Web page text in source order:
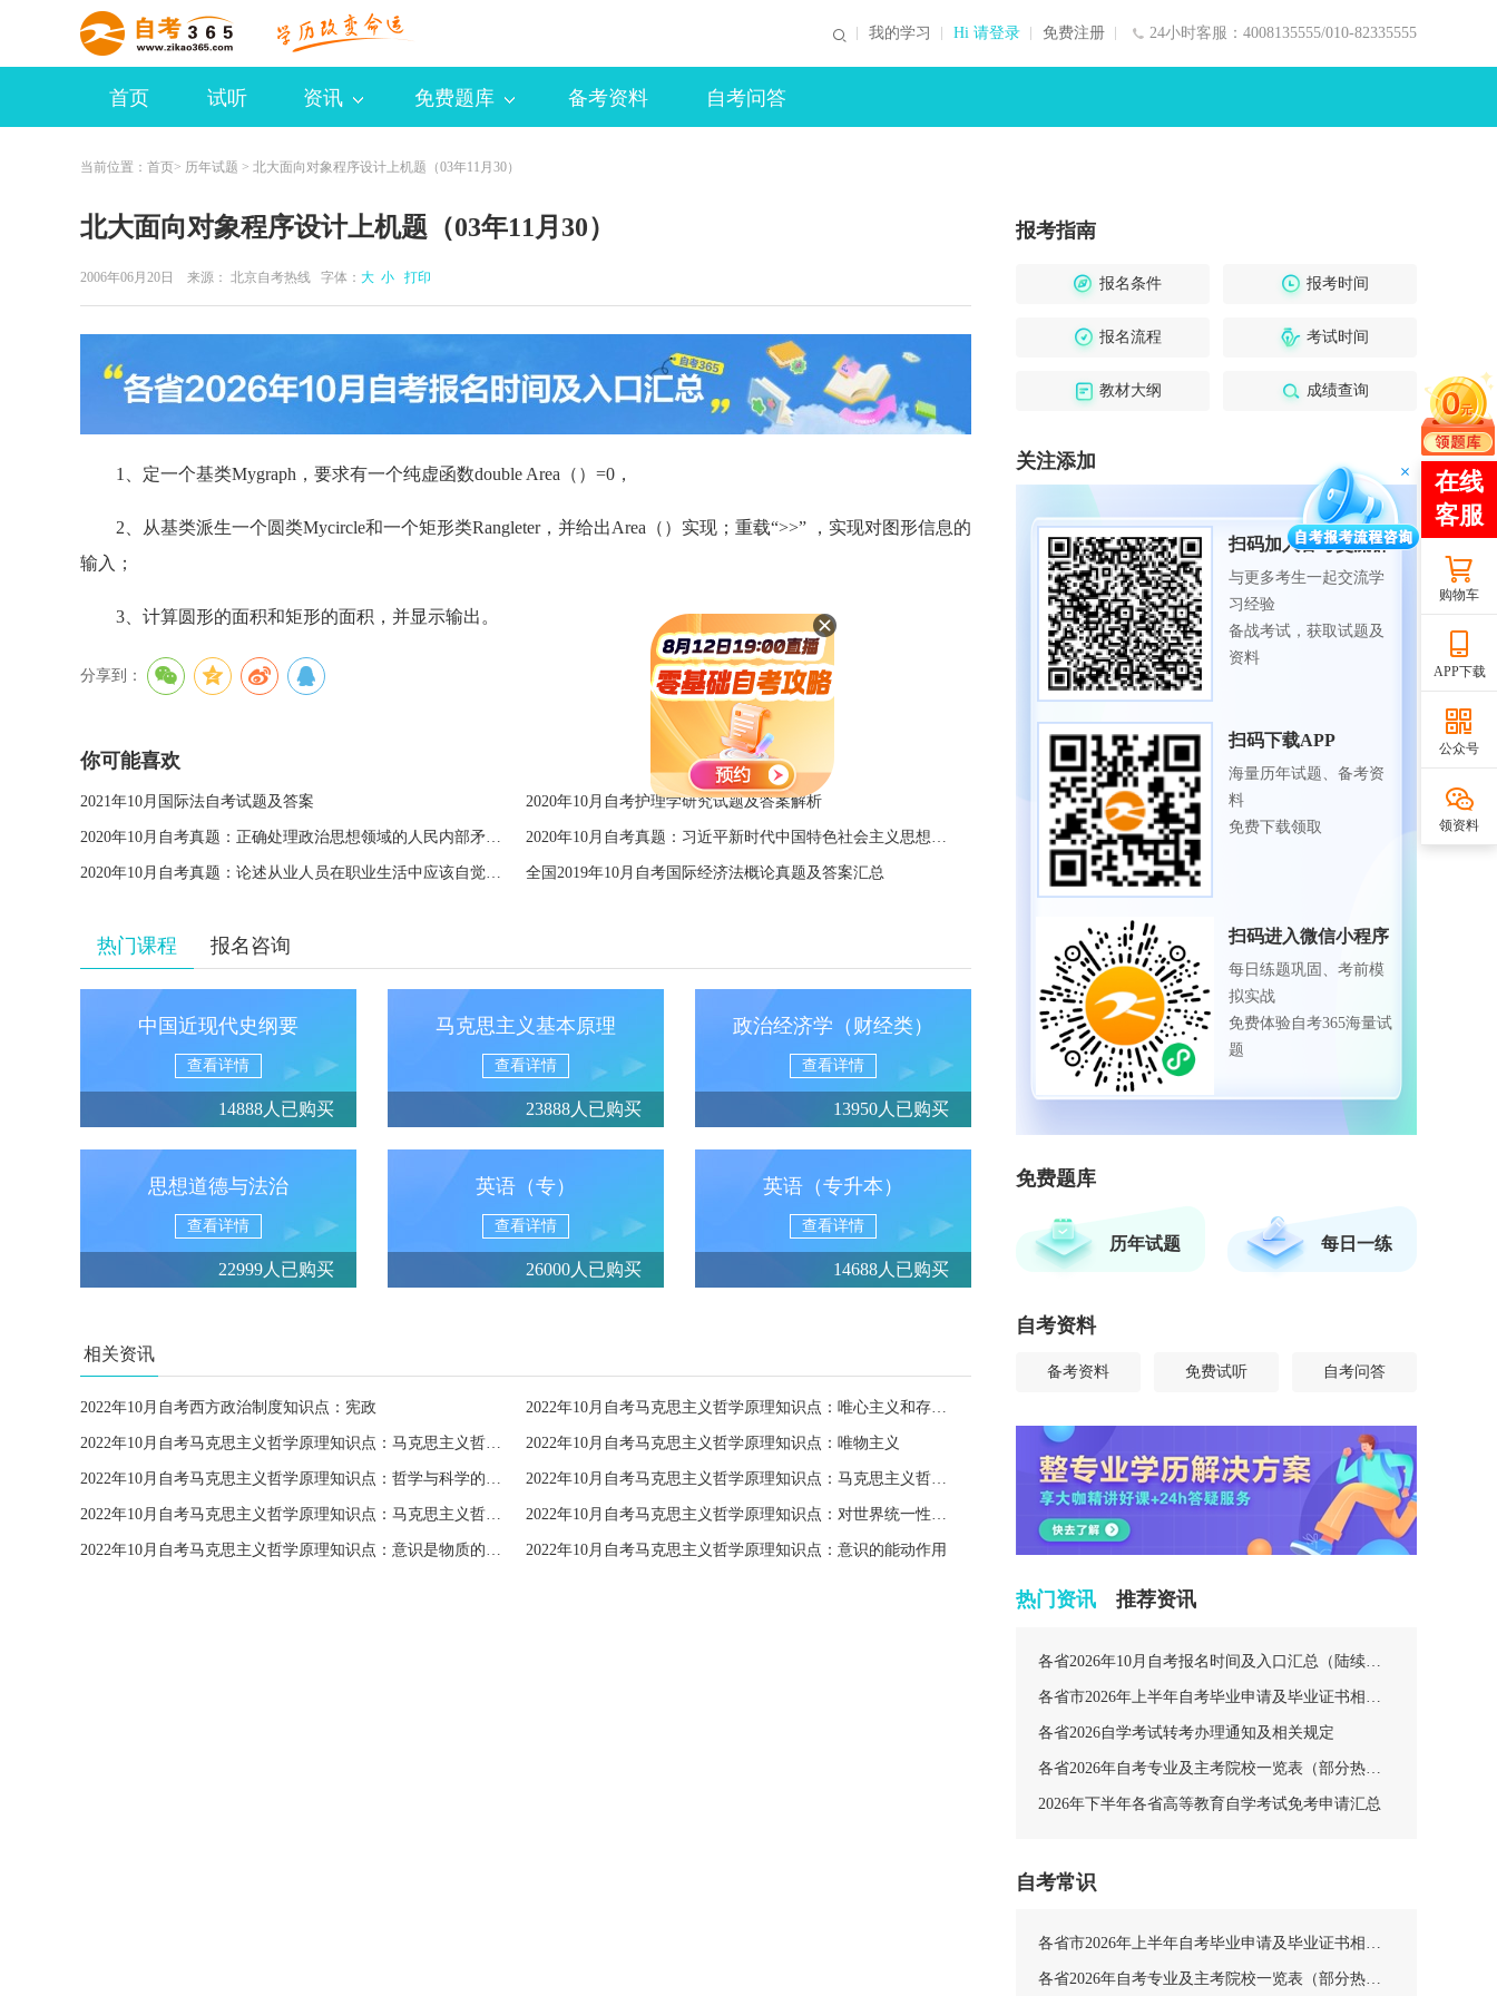
24小时客服：4008135555/010-82335555
我的学习 Hi 请登录 免费注册
首页 试听 资讯 免费题库 备考资料 自考问答
当前位置： 首页> 历年试题 > 北大面向对象程序设计上机题（03年11月30）
北大面向对象程序设计上机题（03年11月30）
2006年06月20日 来源： 北京自考热线 字体： 大 小 打印
1、定一个基类Mygraph，要求有一个纯虚函数double Area（）=0，
2、从基类派生一个圆类Mycircle和一个矩形类Rangleter，并给出Area（）实现；重载“>>” ，实现对图形信息的
输入；
3、计算圆形的面积和矩形的面积，并显示输出。
分享到：
你可能喜欢
2021年10月国际法自考试题及答案 2020年10月自考护理学研究试题及答案解析
2020年10月自考真题：正确处理政治思想领域的人民内部矛盾，要实行的方针是 2020年10月自考真题：习近平新时代中国特色社会主义思想的核心要义是
2020年10月自考真题：论述从业人员在职业生活中应该自觉遵守职业道德 全国2019年10月自考国际经济法概论真题及答案汇总
热门课程 报名咨询
中国近现代史纲要
查看详情
14888人已购买
马克思主义基本原理
查看详情
23888人已购买
政治经济学（财经类）
查看详情
13950人已购买
思想道德与法治
查看详情
22999人已购买
英语（专）
查看详情
26000人已购买
英语（专升本）
查看详情
14688人已购买
相关资讯
2022年10月自考西方政治制度知识点：宪政 2022年10月自考马克思主义哲学原理知识点：唯心主义和存在的根源
2022年10月自考马克思主义哲学原理知识点：马克思主义哲学的产生是哲学发展中的伟大变革 2022年10月自考马克思主义哲学原理知识点：唯物主义
2022年10月自考马克思主义哲学原理知识点：哲学与科学的分化 2022年10月自考马克思主义哲学原理知识点：马克思主义哲学的历史发展
2022年10月自考马克思主义哲学原理知识点：马克思主义哲学与中国的社会主义事业 2022年10月自考马克思主义哲学原理知识点：对世界统一性的不同认识
2022年10月自考马克思主义哲学原理知识点：意识是物质的产物 2022年10月自考马克思主义哲学原理知识点：意识的能动作用
报考指南
报名条件 报考时间
报名流程 考试时间
教材大纲 成绩查询
关注添加
扫码加入备考交流群
与更多考生一起交流学
习经验
备战考试，获取试题及
资料
扫码下载APP
海量历年试题、备考资
料
免费下载领取
扫码进入微信小程序
每日练题巩固、考前模
拟实战
免费体验自考365海量试
题
免费题库
历年试题 每日一练
自考资料
备考资料 免费试听 自考问答
热门资讯
各省2026年10月自考报名时间及入口汇总（陆续更新中）
各省市2026年上半年自考毕业申请及毕业证书相关安排汇总
各省2026自学考试转考办理通知及相关规定
各省2026年自考专业及主考院校一览表（部分热门专业）
2026年下半年各省高等教育自学考试免考申请汇总
推荐资讯
自考常识
各省市2026年上半年自考毕业申请及毕业证书相关安排汇总
各省2026年自考专业及主考院校一览表（部分热门专业）
购物车
APP下载
公众号
领资料